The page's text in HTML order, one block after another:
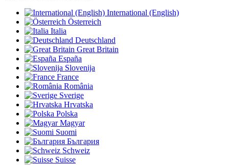
International (English)
Österreich
Italia
Deutschland
Great Britain
España
Slovenija
France
România
Sverige
Hrvatska
Polska
Magyar
Suomi
България
Schweiz
Suisse